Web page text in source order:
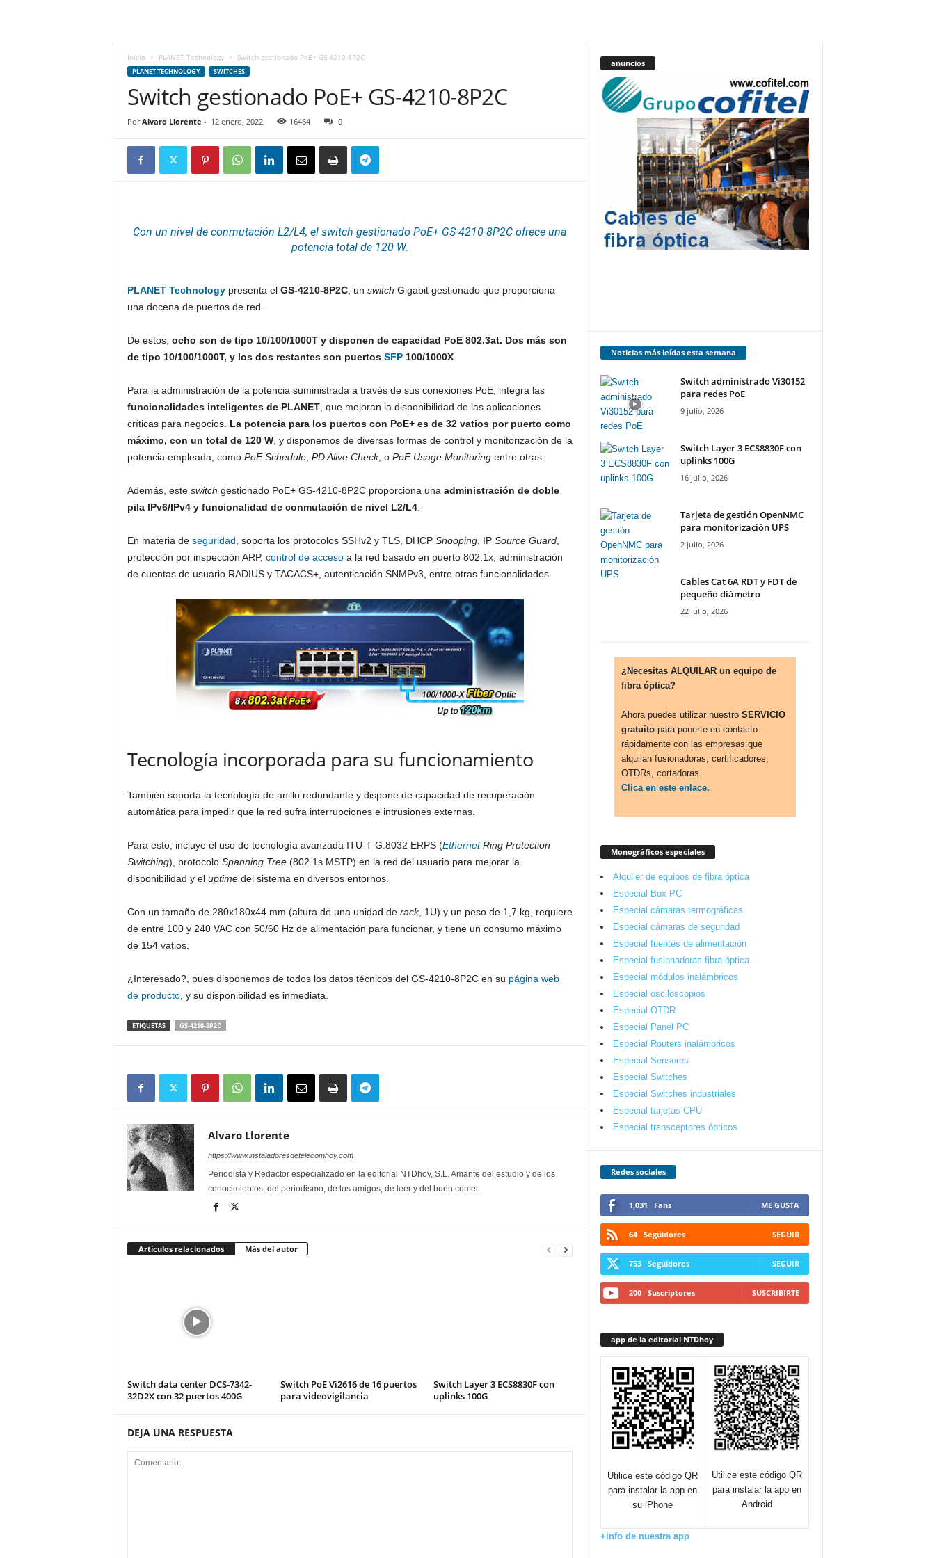
o
Inicio PLANET Technology Switch gestionado PoE+ GS-4210-8P2C
PLANET TECHNOLOGY SWITCHES
Switch gestionado PoE+ GS-4210-8P2C
Por Alvaro Llorente - 12 enero, 2022 16464 0
Con un nivel de conmutación L2/L4, el switch gestionado PoE+ GS-4210-8P2C ofrece una
potencia total de 120 W.
PLANET Technologypresenta el GS-4210-8P2C, un switch Gigabit gestionado que proporciona
una docena de puertos de red.
De estos, ocho son de tipo 10/100/1000T y disponen de capacidad PoE 802.3at. Dos más son
de tipo 10/100/1000T, y los dos restantes son puertos SFP100/1000X.
Para la administración de la potencia suministrada a través de sus conexiones PoE, integra las
funcionalidades inteligentes de PLANET, que mejoran la disponibilidad de las aplicaciones
críticas para negocios. La potencia para los puertos con PoE+ es de 32 vatios por puerto como
máximo, con un total de 120 W, y disponemos de diversas formas de control y monitorización de la
potencia empleada, como PoE Schedule, PD Alive Check, o PoE Usage Monitoringentre otras.
Además, este switch gestionado PoE+ GS-4210-8P2C proporciona una administración de doble
pila IPv6/IPv4 y funcionalidad de conmutación de nivel L2/L4.
En materia de seguridad , soporta los protocolos SSHv2 y TLS, DHCP Snooping, IP Source Guard,
protección por inspección ARP, control de accesoa la red basado en puerto 802.1x, administración
de cuentas de usuario RADIUS y TACACS+, autenticación SNMPv3, entre otras funcionalidades.
Tecnología incorporada para su funcionamiento
También soporta la tecnología de anillo redundante y dispone de capacidad de recuperación
automática para impedir que la red sufra interrupciones e intrusiones externas.
Para esto, incluye el uso de tecnología avanzada ITU-T G.8032 ERPS (EthernetRing Protection
Switching), protocolo Spanning Tree(802.1s MSTP) en la red del usuario para mejorar la
disponibilidad y el uptimedel sistema en diversos entornos.
Con un tamaño de 280x180x44 mm (altura de una unidad de rack, 1U) y un peso de 1,7 kg, requiere
de entre 100 y 240 VAC con 50/60 Hz de alimentación para funcionar, y tiene un consumo máximo
de 154 vatios.
¿Interesado?, pues disponemos de todos los datos técnicos del GS-4210-8P2C en su página web
de producto, y su disponibilidad es inmediata.
ETIQUETAS GS-4210-8P2C
Alvaro Llorente
https://www.instaladoresdetelecomhoy.com
Periodista y Redactor especializado en la editorial NTDhoy, S.L. Amante del estudio y de los
conocimientos, del periodismo, de los amigos, de leer y del buen comer.
Artículos relacionados Más del autor
Switch data center DCS-7342-
32D2X con 32 puertos 400G
Switch PoE Vi2616 de 16 puertos
para videovigilancia
Switch Layer 3 ECS8830F con
uplinks 100G
DEJA UNA RESPUESTA
anuncios
Noticias más leídas esta semana
Switch administrado Vi30152
para redes PoE
9 julio, 2026
Switch Layer 3 ECS8830F con
uplinks 100G
16 julio, 2026
Tarjeta de gestión OpenNMC
para monitorización UPS
2 julio, 2026
Cables Cat 6A RDT y FDT de
pequeño diámetro
22 julio, 2026
¿Necesitas ALQUILAR un equipo de
fibra óptica?
Ahora puedes utilizar nuestro SERVICIO
gratuitopara ponerte en contacto
rápidamente con las empresas que
alquilan fusionadoras, certificadores,
OTDRs, cortadoras...
Clica en este enlace.
Monográficos especiales
Alquiler de equipos de fibra óptica
Especial Box PC
Especial cámaras termográficas
Especial cámaras de seguridad
Especial fuentes de alimentación
Especial fusionadoras fibra óptica
Especial módulos inalámbricos
Especial osciloscopios
Especial OTDR
Especial Panel PC
Especial Routers inalámbricos
Especial Sensores
Especial Switches
Especial Switches industriales
Especial tarjetas CPU
Especial transceptores ópticos
Redes sociales
1,031 Fans ME GUSTA
64 Seguidores SEGUIR
753 Seguidores SEGUIR
200 Suscriptores SUSCRIBIRTE
app de la editorial NTDhoy
Utilice este código QR
para instalar la app en
su iPhone
Utilice este código QR
para instalar la app en
Android
+info de nuestra app